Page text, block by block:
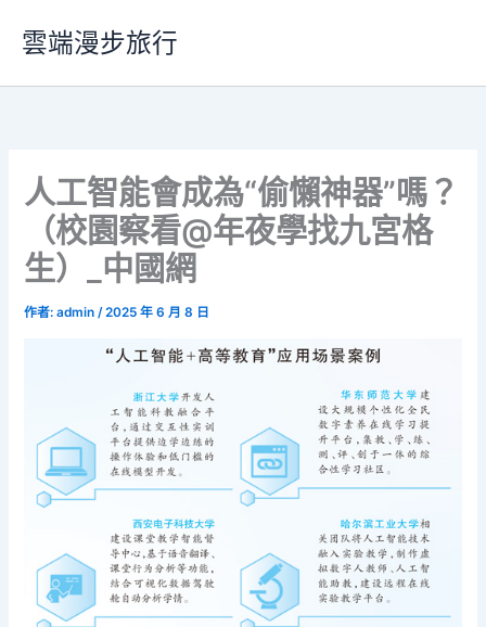
要
雲端漫步旅行
人工智能會成為“偷懶神器”嗎？
（校園察看@年夜學找九宮格
生）_中國網
作者:admin/2025 年 6 月 8 日